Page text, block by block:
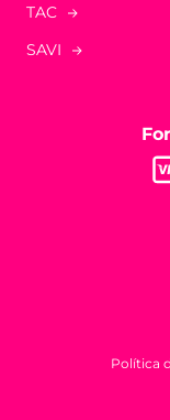
TAC
SAVI
Política